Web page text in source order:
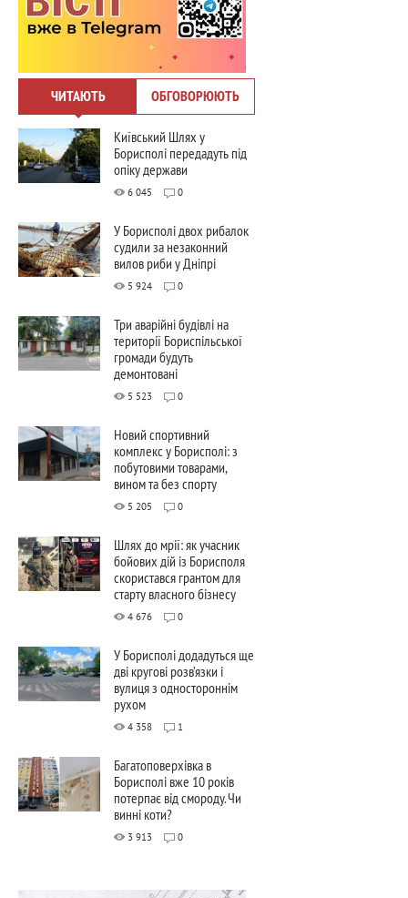
ЧИТАЮТЬ ОБГОВОРЮЮТЬ
Київський Шлях у
Борисполі передадуть під
опіку держави
6 045 0
У Борисполі двох рибалок
судили за незаконний
вилов риби у Дніпрі
5 924 0
Три аварійні будівлі на
території Бориспільської
громади будуть
демонтовані
5 523 0
Новий спортивний
комплекс у Борисполі: з
побутовими товарами,
вином та без спорту
5 205 0
Шлях до мрії: як учасник
бойових дій із Борисполя
скористався грантом для
старту власного бізнесу
4 676 0
У Борисполі додадуться ще
дві кругові розв’язки і
вулиця з одностороннім
рухом
4 358 1
Багатоповерхівка в
Борисполі вже 10 років
потерпає від смороду. Чи
винні коти?
3 913 0